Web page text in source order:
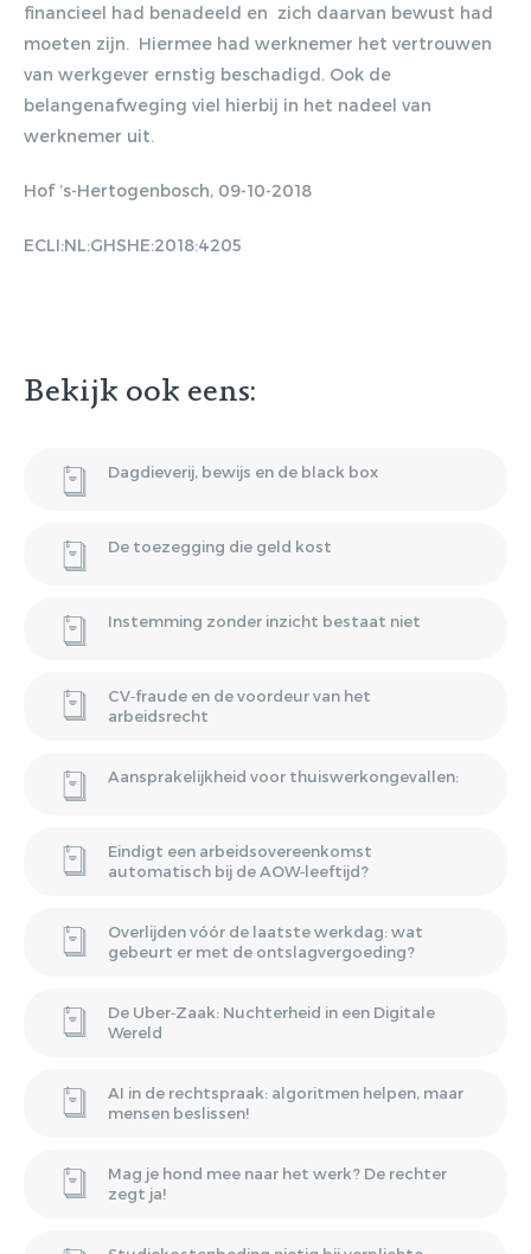
financieel had benadeeld en zich daarvan bewust had
moeten zijn. Hiermee had werknemer het vertrouwen
van werkgever ernstig beschadigd. Ook de
belangenafweging viel hierbij in het nadeel van
werknemer uit.
Hof ’s-Hertogenbosch, 09-10-2018
ECLI:NL:GHSHE:2018:4205
Bekijk ook eens:
Dagdieverij, bewijs en de black box
De toezegging die geld kost
Instemming zonder inzicht bestaat niet
CV‑fraude en de voordeur van het
arbeidsrecht
Aansprakelijkheid voor thuiswerkongevallen:
Eindigt een arbeidsovereenkomst
automatisch bij de AOW‑leeftijd?
Overlijden vóór de laatste werkdag: wat
gebeurt er met de ontslagvergoeding?
De Uber‑Zaak: Nuchterheid in een Digitale
Wereld
AI in de rechtspraak: algoritmen helpen, maar
mensen beslissen!
Mag je hond mee naar het werk? De rechter
zegt ja!
Gratis E-
vestibulum massa. Fusce eu lacinia
suscip.